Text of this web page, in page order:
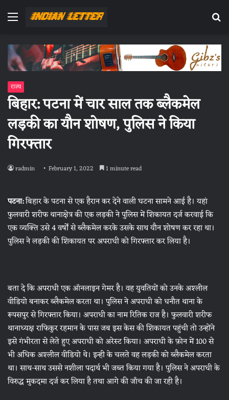
Menu
राज्य
बिहार: पटना में चार साल तक ब्लैकमेल
लड़की का यौन शोषण, पुलिस ने किया
गिरफ्तार
radmin February 1, 2022 1 minute read
पटना:बिहार के पटना से एक हैरान कर देने वाली घटना सामने आई है। यहां
फुलवारी शरीफ थानाक्षेत्र की एक लड़की ने पुलिस में शिकायत दर्ज करवाई कि
एक व्यक्ति उसे 4 वर्षों से ब्लैकमेल करके उसके साथ यौन शोषण कर रहा था।
पुलिस ने लड़की की शिकायत पर अपराधी को गिरफ्तार कर लिया है।
बता दे कि अपराधी एक ऑनलाइन गेमर है। वह युवतियों को उनके अश्लील
वीडियो बनाकर ब्लैकमेल करता था। पुलिस ने अपराधी को धनौत थाना के
रूपसपुर से गिरफ्तार किया। अपराधी का नाम रितिक राज है। फुलवारी शरीफ
थानाध्यक्ष राफिकुर रहमान के पास जब इस केस की शिकायत पहुंची तो उन्होंने
इसे गंभीरता से लेते हुए अपराधी को अरेस्ट किया। अपराधी के फ़ोन में 100 से
भी अधिक अश्लील वीडियो थे। इन्ही के चलते वह लड़की को ब्लैकमेल करता
था। साथ-साथ उससे नशीला पदार्थ भी जब्त किया गया है। पुलिस ने अपराधी के
विरुद्ध मुकदमा दर्ज कर लिया है तथा आगे की जाँच की जा रही है।